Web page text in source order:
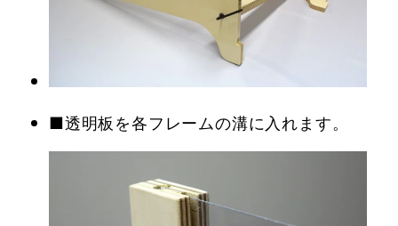
■透明板を各フレームの溝に入れます。